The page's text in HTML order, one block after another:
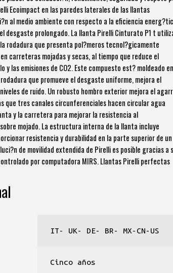
Ecoimpact en las paredes laterales de las llantas
al medio ambiente con respecto a la eficiencia
desgaste prolongado. La llanta Pirelli Cinturato P1 t
rodadura que presenta pol?meros tecnol?gicamente
carreteras mojadas y secas, al tiempo que reduce el
y las emisiones de CO2. Este compuesto est? moldeado en
que promueve el desgaste uniforme, mejora el
de ruido. Un robusto hombro exterior mejora el
que tres canales circunferenciales hacen circular agua
y la carretera para mejorar la resistencia al
mojado. La estructura interna de la llanta incluye
resistencia y durabilidad en la parte superior de un
de movilidad extendida de Pirelli es posible gracias a
por computadora MIRS. Llantas Pirelli perfectas
IT- UK- DE- BR- MX-CN-US
Cinco años